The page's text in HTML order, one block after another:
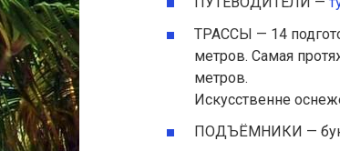
ТРАССЫ — 14
метров. Самая
метров.
Искусственне
ПОДЪЁМНИКИ —